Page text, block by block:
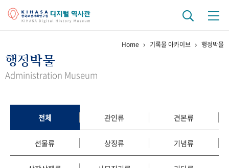
걸어온 길 기관 변천사
정책과 연구 키워드로 보는 연구 역사
연구자들
간행물 변천사
Home 기록물 아카이브 행정박물
행정박물
Administration Museum
전체 관인류 견본류
선물류 상징류 기념류